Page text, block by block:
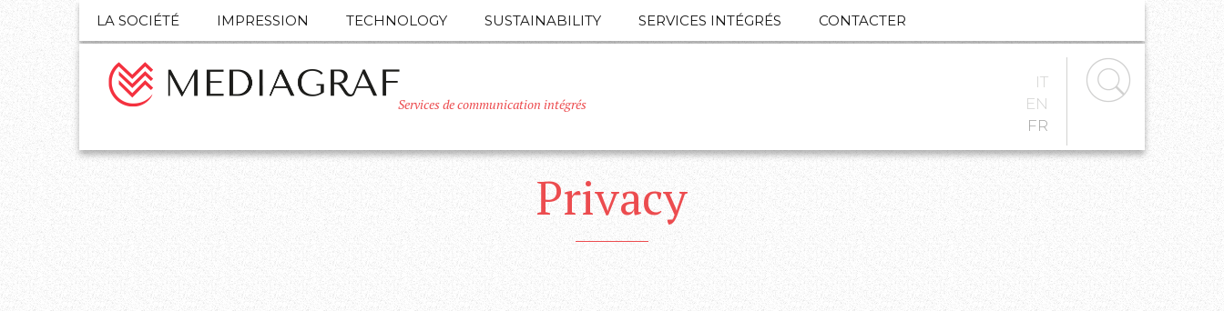
LA SOCIÉTÉ IMPRESSION TECHNOLOGY SUSTAINABILITY SERVICES INTÉGRÉS CONTACTER
Services de communication intégrés
IT
EN
FR
Privacy